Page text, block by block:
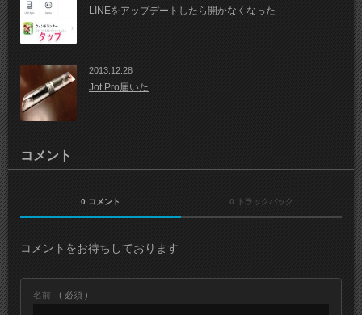
LINEをアップデートしたら開かなくなった
2013.12.28
Jot Pro届いた
コメント
0 コメント 0 トラックバック
コメントをお待ちしております
名前 ( 必須 )